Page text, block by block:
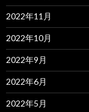
2022年11月
2022年10月
2022年9月
2022年6月
2022年5月